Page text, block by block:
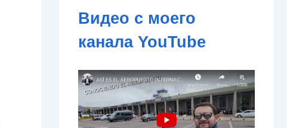
й
о
ы
Видео с моего
канала YouTube